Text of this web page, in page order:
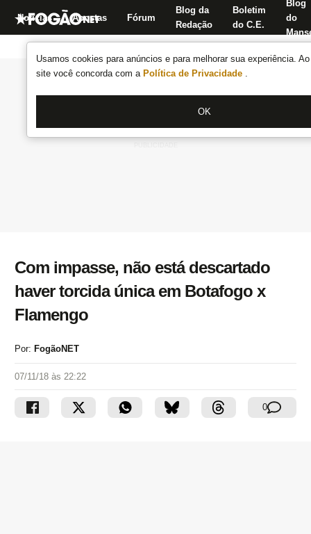
Usamos cookies para anúncios e para melhorar sua experiência.
site você concorda com a Política de Privacidade .
OK
Notícias Apostas Fórum
Blog da
Redação
Boletim
do C.E.
Blog
do
Com impasse, não está descartado
haver torcida única em Botafogo x
Flamengo
Por: FogãoNET
07/11/18 às 22:22
0